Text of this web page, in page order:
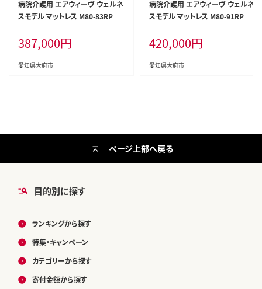
病院介護用 エアウィーヴ ウェルネ
スモデル マットレス M80-83RP
387,000円
愛知県大府市
病院介護用 エアウィーヴ ウェルネ
スモデル マットレス M80-91RP
420,000円
愛知県大府市
目的別に探す
ランキングから探す
特集・キャンペーン
カテゴリーから探す
寄付金額から探す
ページ上部へ戻る